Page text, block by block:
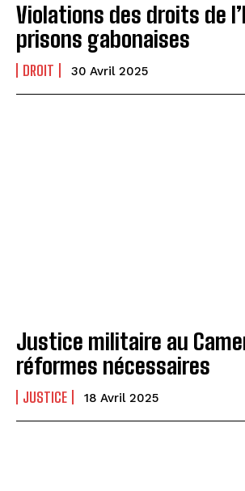
Violations des droits de
prisons gabonaises
DROIT 30 Avril 2025
Justice militaire au
réformes nécessaires
JUSTICE 18 Avril 2025